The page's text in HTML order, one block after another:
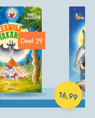
Deel 29
16,99
Hardcover